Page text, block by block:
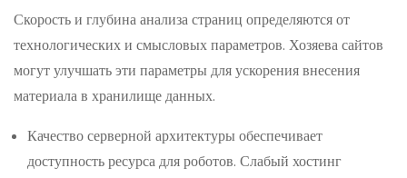
Скорость и глубина анализа страниц определяются от
технологических и смысловых параметров. Хозяева сайтов
могут улучшать эти параметры для ускорения внесения
материала в хранилище данных.
Качество серверной архитектуры обеспечивает
доступность ресурса для роботов. Слабый хостинг